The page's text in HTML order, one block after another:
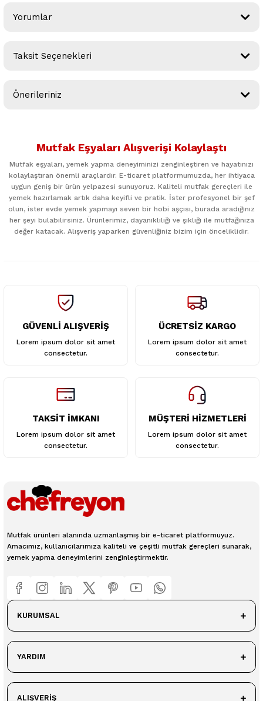
Yorumlar
Taksit Seçenekleri
Önerileriniz
kullanarak tarafımıza iletebilirsiniz.
Ürün resmi kalitesiz, bozuk veya görüntülenemiyor.
Ürün açıklamasında eksik bilgiler bulunuyor.
Ürün bilgilerinde hatalar bulunuyor.
Ürün fiyatı diğer sitelerden daha pahalı.
Mutfak Eşyaları Alışverişi Kolaylaştı
Mutfak eşyaları, yemek yapma deneyiminizi zenginleştiren ve hayatınızı
kolaylaştıran önemli araçlardır. E-ticaret platformumuzda, her ihtiyaca
uygun geniş bir ürün yelpazesi sunuyoruz. Kaliteli mutfak gereçleri ile
yemek hazırlamak artık daha keyifli ve pratik. İster profesyonel bir şef
olun, ister evde yemek yapmayı seven bir hobi aşçısı, burada aradığınız
her şeyi bulabilirsiniz. Ürünlerimiz, dayanıklılığı ve şıklığı ile mutfağınıza
değer katacak. Alışveriş yaparken güvenliğiniz bizim için önceliklidir.
GÜVENLİ ALIŞVERİŞ
Lorem ipsum dolor sit amet
consectetur.
ÜCRETSİZ KARGO
Lorem ipsum dolor sit amet
consectetur.
TAKSİT İMKANI
Lorem ipsum dolor sit amet
consectetur.
MÜŞTERİ HİZMETLERİ
Lorem ipsum dolor sit amet
consectetur.
Mutfak ürünleri alanında uzmanlaşmış bir e-ticaret platformuyuz.
Amacımız, kullanıcılarımıza kaliteli ve çeşitli mutfak gereçleri sunarak,
yemek yapma deneyimlerini zenginleştirmektir.
KURUMSAL
YARDIM
ALIŞVERİŞ